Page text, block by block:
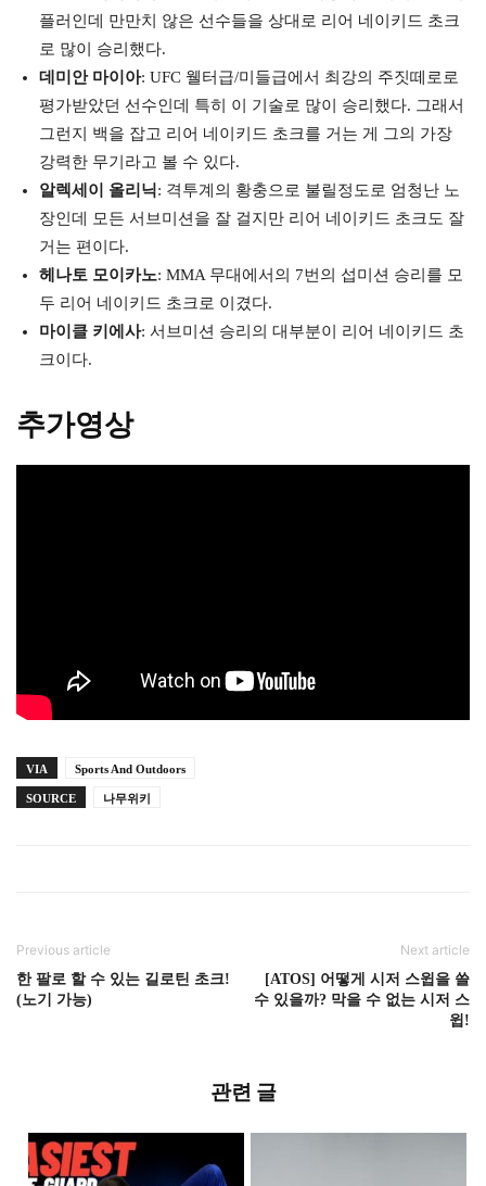
플러인데 만만치 않은 선수들을 상대로 리어 네이키드 초크
로 많이 승리했다.
데미안 마이아: UFC 웰터급/미들급에서 최강의 주짓떼로로
평가받았던 선수인데 특히 이 기술로 많이 승리했다. 그래서
그런지 백을 잡고 리어 네이키드 초크를 거는 게 그의 가장
강력한 무기라고 볼 수 있다.
알렉세이 올리닉: 격투계의 황충으로 불릴정도로 엄청난 노
장인데 모든 서브미션을 잘 걸지만 리어 네이키드 초크도 잘
거는 편이다.
헤나토 모이카노: MMA 무대에서의 7번의 섭미션 승리를 모
두 리어 네이키드 초크로 이겼다.
마이클 키에사: 서브미션 승리의 대부분이 리어 네이키드 초
크이다.
추가영상
VIA Sports And Outdoors
SOURCE 나무위키
Previous article
한 팔로 할 수 있는 길로틴 초크!
(노기 가능)
Next article
[ATOS] 어떻게 시저 스윕을 쓸
수 있을까? 막을 수 없는 시저 스
윕!
관련 글